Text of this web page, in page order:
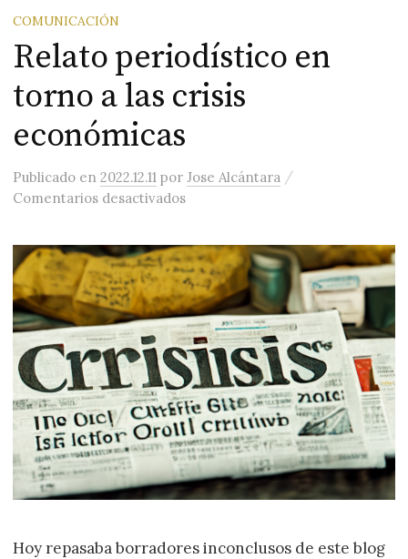
COMUNICACIÓN
Relato periodístico en
torno a las crisis
económicas
Publicado en2022.12.11 porJose Alcántara /
Comentarios desactivadosen Relato periodístico en torno a
Hoy repasaba borradores inconclusos de este blog